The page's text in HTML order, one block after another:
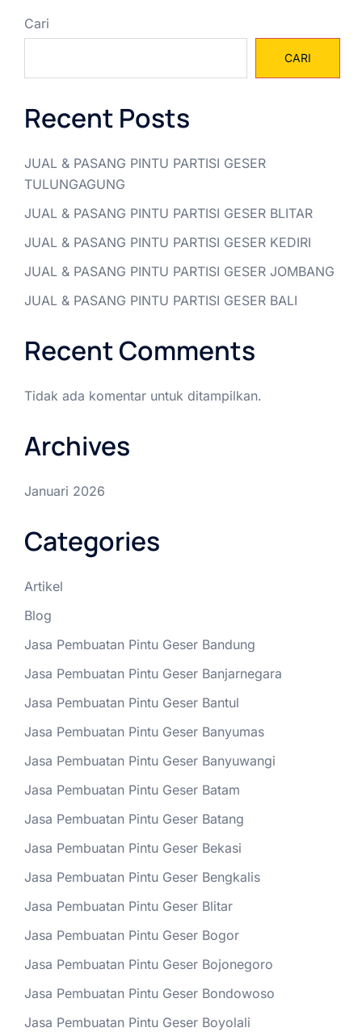
Cari
CARI
Recent Posts
JUAL & PASANG PINTU PARTISI GESER
TULUNGAGUNG
JUAL & PASANG PINTU PARTISI GESER BLITAR
JUAL & PASANG PINTU PARTISI GESER KEDIRI
JUAL & PASANG PINTU PARTISI GESER JOMBANG
JUAL & PASANG PINTU PARTISI GESER BALI
Recent Comments
Tidak ada komentar untuk ditampilkan.
Archives
Januari 2026
Categories
Artikel
Blog
Jasa Pembuatan Pintu Geser Bandung
Jasa Pembuatan Pintu Geser Banjarnegara
Jasa Pembuatan Pintu Geser Bantul
Jasa Pembuatan Pintu Geser Banyumas
Jasa Pembuatan Pintu Geser Banyuwangi
Jasa Pembuatan Pintu Geser Batam
Jasa Pembuatan Pintu Geser Batang
Jasa Pembuatan Pintu Geser Bekasi
Jasa Pembuatan Pintu Geser Bengkalis
Jasa Pembuatan Pintu Geser Blitar
Jasa Pembuatan Pintu Geser Bogor
Jasa Pembuatan Pintu Geser Bojonegoro
Jasa Pembuatan Pintu Geser Bondowoso
Jasa Pembuatan Pintu Geser Boyolali